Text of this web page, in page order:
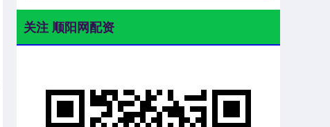
关注 顺阳网配资